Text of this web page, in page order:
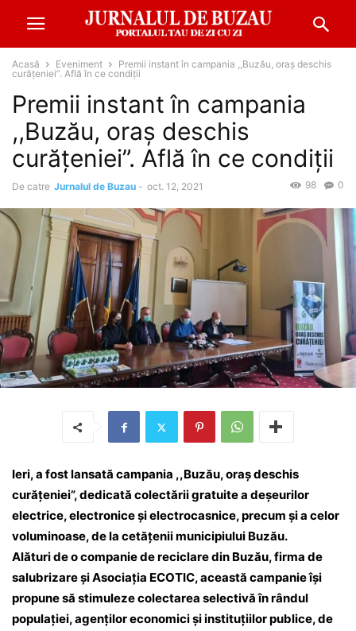
Acasă Eveniment
Premii instant în campania ,,Buzău, oraș deschis
curățeniei”. Află în ce condiții
Premii instant în campania
,,Buzău, oraș deschis
curățeniei”. Află în ce condiții
De catre Jurnalul de Buzau - oct. 12, 2021 0
98
Ieri, a fost lansată campania ,,Buzău, oraș deschis
curățeniei”, dedicată colectării gratuite a deșeurilor
electrice, electronice și electrocasnice, precum și a celor
voluminoase, de la cetățenii municipiului Buzău.
Alături de o companie de reciclare din Buzău, firma de
salubrizare și Asociația ECOTIC, această campanie își
propune să stimuleze colectarea selectivă în rândul
populației, agenților economici și instituțiilor publice, de